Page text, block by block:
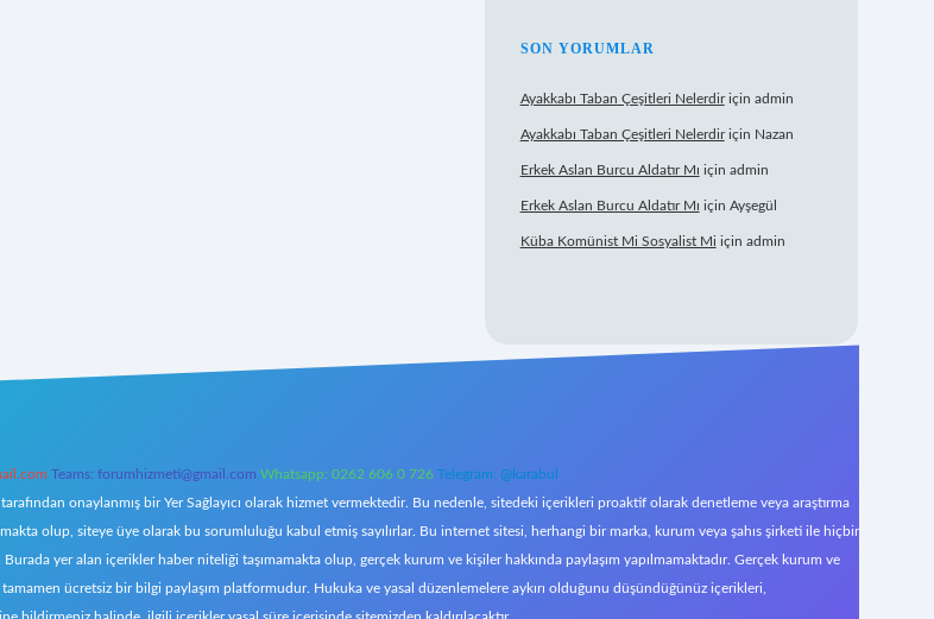
SON YORUMLAR
Ayakkabı Taban Çeşitleri Nelerdiriçin admin
Ayakkabı Taban Çeşitleri Nelerdiriçin Nazan
Erkek Aslan Burcu Aldatır Mı için admin
Erkek Aslan Burcu Aldatır Mı için Ayşegül
Küba Komünist Mi Sosyalist Mi için admin
Teams: forumhizmeti@gmail.com Whatsapp: 0262 606 0 726 Telegram: @karabul
onaylanmış bir Yer Sağlayıcı olarak hizmet vermektedir. Bu nedenle, sitedeki içerikleri proaktif olarak denetleme veya araştırma
olup, siteye üye olarak bu sorumluluğu kabul etmiş sayılırlar. Bu internet sitesi, herhangi bir marka, kurum veya şahıs şirketi ile hiçbir
Burada yer alan içerikler haber niteliği taşımamakta olup, gerçek kurum ve kişiler hakkında paylaşım yapılmamaktadır. Gerçek kurum ve
ücretsiz bir bilgi paylaşım platformudur. Hukuka ve yasal düzenlemelere aykırı olduğunu düşündüğünüz içerikleri,